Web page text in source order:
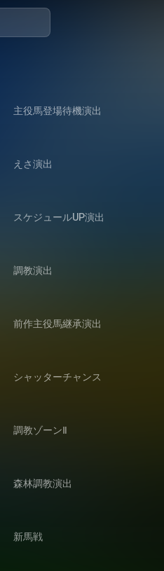
主役馬登場待機演出
えさ演出
スケジュールUP演出
調教演出
前作主役馬継承演出
シャッターチャンス
調教ゾーンⅡ
森林調教演出
新馬戦